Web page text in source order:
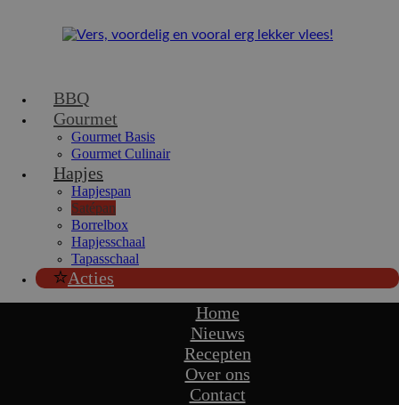
BBQ
Gourmet
Gourmet Basis
Gourmet Culinair
Hapjes
Hapjespan
Satépan
Borrelbox
Hapjesschaal
Tapasschaal
Acties
Home
Nieuws
Recepten
Over ons
Contact